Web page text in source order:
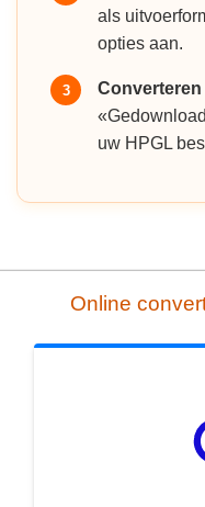
als
opties aan.
3
uw HPGL
Online